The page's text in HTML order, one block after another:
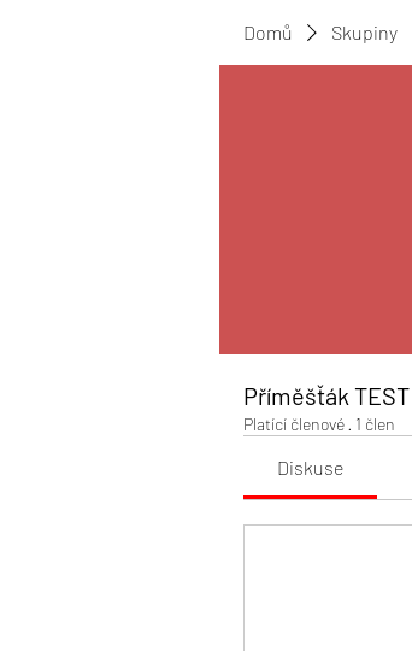
Domů Skupiny
Příměšťák TEST
Platící členové · 1 člen
Diskuse